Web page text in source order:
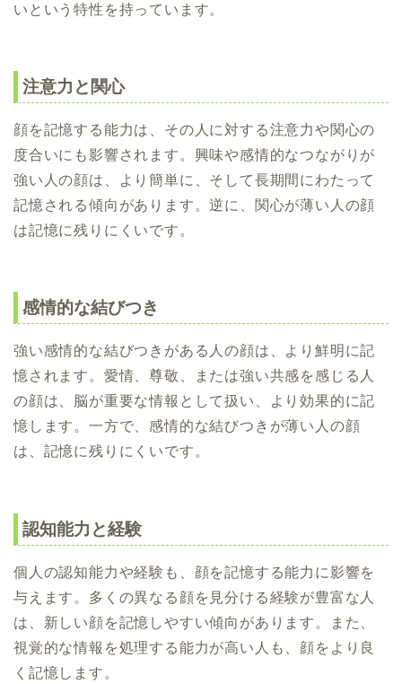
いという特性を持っています。
注意力と関心
顔を記憶する能力は、その人に対する注意力や関心の
度合いにも影響されます。興味や感情的なつながりが
強い人の顔は、より簡単に、そして長期間にわたって
記憶される傾向があります。逆に、関心が薄い人の顔
は記憶に残りにくいです。
感情的な結びつき
強い感情的な結びつきがある人の顔は、より鮮明に記
憶されます。愛情、尊敬、または強い共感を感じる人
の顔は、脳が重要な情報として扱い、より効果的に記
憶します。一方で、感情的な結びつきが薄い人の顔
は、記憶に残りにくいです。
認知能力と経験
個人の認知能力や経験も、顔を記憶する能力に影響を
与えます。多くの異なる顔を見分ける経験が豊富な人
は、新しい顔を記憶しやすい傾向があります。また、
視覚的な情報を処理する能力が高い人も、顔をより良
く記憶します。